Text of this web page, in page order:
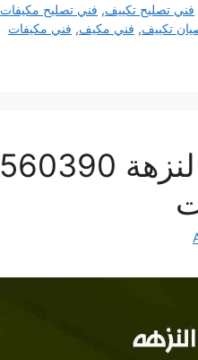
فني تصليح تكييف, فني تصليح مكيفات
تكييف, فني مكيف, فني مكيفات